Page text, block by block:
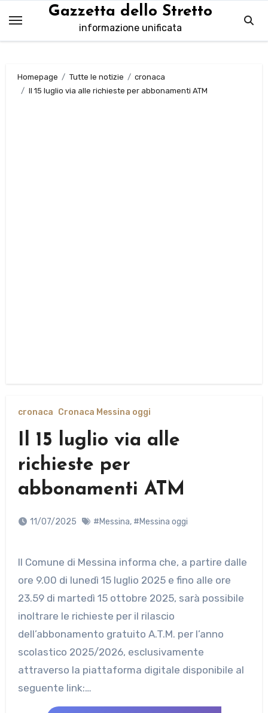
contenuto
Gazzetta dello Stretto
informazione unificata
Homepage Tutte le notizie
cronaca
Il 15 luglio via alle richieste per abbonamenti ATM
cronaca Cronaca Messina oggi
Il 15 luglio via alle
richieste per
abbonamenti ATM
11/07/2025 #Messina, #Messina oggi
Il Comune di Messina informa che, a partire dalle
ore 9.00 di lunedì 15 luglio 2025 e fino alle ore
23.59 di martedì 15 ottobre 2025, sarà possibile
inoltrare le richieste per il rilascio
dell’abbonamento gratuito A.T.M. per l’anno
scolastico 2025/2026, esclusivamente
attraverso la piattaforma digitale disponibile al
seguente link:…